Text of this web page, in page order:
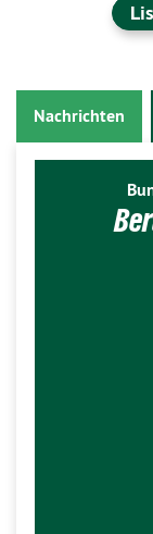
Nachrichten